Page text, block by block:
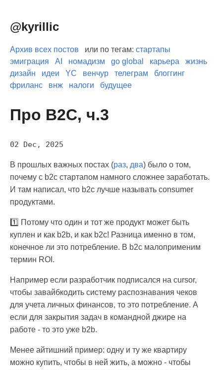
@kyrillic
Архив всех постов или по тегам: стартапы
эмиграция
AI номадизм go global карьера
жизнь
дизайн
идеи YC венчур телеграм
блоггинг
фриланс
внж налоги будущее
Про B2C, ч.3
02 Dec, 2025
В прошлых важных постах (раз, два) было о том,
почему с b2c стартапом намного сложнее заработать.
И там написал, что b2c лучше называть consumer
продуктами.
1️⃣ Потому что один и тот же продукт может быть
куплен и как b2b, и как b2c! Разница именно в том,
конечное ли это потребление. В b2c малоприменим
термин ROI.
Например если разработчик подписался на cursor,
чтобы завайбкодить систему распознавания чеков
для учета личных финансов, то это потребление. А
если для закрытия задач в командной джире на
работе - то это уже b2b.
Менее айтишний пример: одну и ту же квартиру
можно купить, чтобы в ней жить, а можно - чтобы